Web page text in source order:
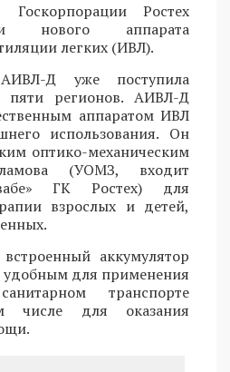
Ростех
нового аппарата
легких (ИВЛ).
Д уже поступила
пяти регионов. АИВЛ-Д
аппаратом ИВЛ
использования. Он
оптико-механическим
(УОМЗ, входит
ГК Ростех) для
взрослых и детей,
аккумулятор
удобным для применения
транспорте
для оказания